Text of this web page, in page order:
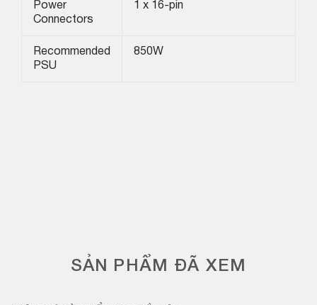
Power
Connectors
1 x 16-pin
Recommended
PSU
850W
SẢN PHẨM ĐÃ XEM